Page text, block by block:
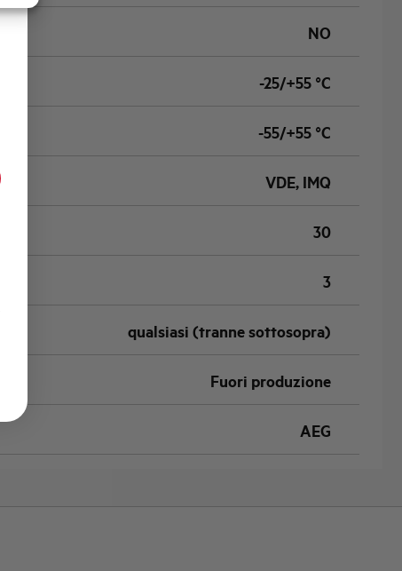
NO
-25/+55 °C
-55/+55 °C
VDE, IMQ
30
3
qualsiasi (tranne sottosopra)
Fuori produzione
AEG